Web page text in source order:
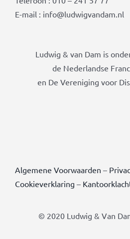
E-mail : info@ludwigvandam.nl
Ludwig & van Dam is
de Nederlandse
en De Vereniging voor
Algemene Voorwaarden –
Cookieverklaring –
© 2020 Ludwig & Van